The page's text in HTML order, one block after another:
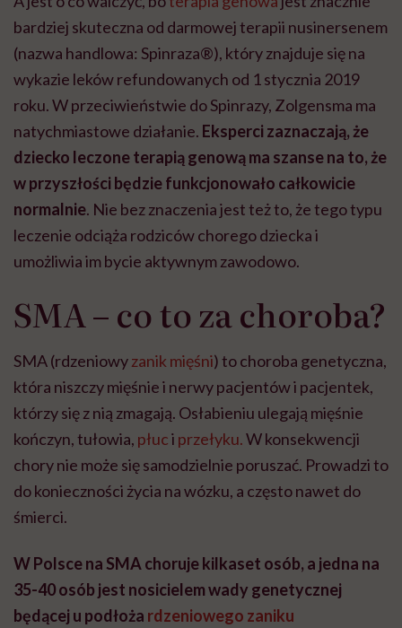
bardziej skuteczna od darmowej terapii nusinersenem
(nazwa handlowa: Spinraza®), który znajduje się na
wykazie leków refundowanych od 1 stycznia 2019
roku. W przeciwieństwie do Spinrazy, Zolgensma ma
natychmiastowe działanie. Eksperci zaznaczają, że
dziecko leczone terapią genową ma szanse na to, że
w przyszłości będzie funkcjonowało całkowicie
normalnie. Nie bez znaczenia jest też to, że tego typu
leczenie odciąża rodziców chorego dziecka i
umożliwia im bycie aktywnym zawodowo.
SMA – co to za choroba?
SMA (rdzeniowyzanik mięśni) to choroba genetyczna,
która niszczy mięśnie i nerwy pacjentów i pacjentek,
którzy się z nią zmagają. Osłabieniu ulegają mięśnie
kończyn, tułowia, płuci przełyku.W konsekwencji
chory nie może się samodzielnie poruszać. Prowadzi to
do konieczności życia na wózku, a często nawet do
śmierci.
W Polsce na SMA choruje kilkaset osób, a jedna na
35-40 osób jest nosicielem wady genetycznej
będącej u podłoża rdzeniowego zaniku